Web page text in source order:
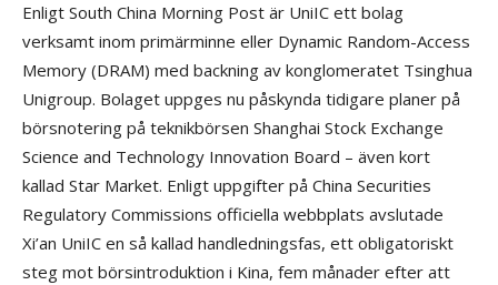
Enligt South China Morning Post är UniIC ett bolag
verksamt inom primärminne eller Dynamic Random-Access
Memory (DRAM) med backning av konglomeratet Tsinghua
Unigroup. Bolaget uppges nu påskynda tidigare planer på
börsnotering på teknikbörsen Shanghai Stock Exchange
Science and Technology Innovation Board – även kort
kallad Star Market. Enligt uppgifter på China Securities
Regulatory Commissions officiella webbplats avslutade
Xi’an UniIC en så kallad handledningsfas, ett obligatoriskt
steg mot börsintroduktion i Kina, fem månader efter att